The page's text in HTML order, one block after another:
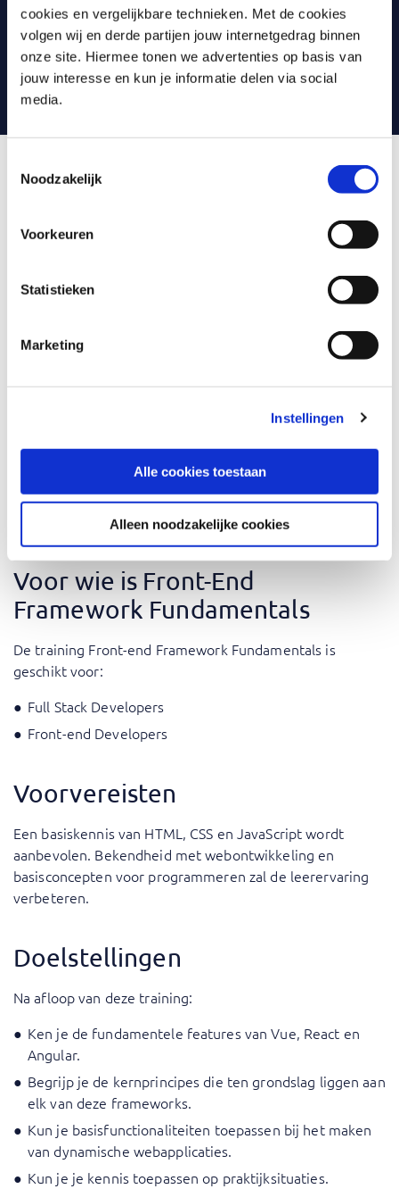
cookies en vergelijkbare technieken. Met de cookies
volgen wij en derde partijen jouw internetgedrag binnen
onze site. Hiermee tonen we advertenties op basis van
jouw interesse en kun je informatie delen via social
media.
Noodzakelijk
Voorkeuren
Statistieken
Marketing
Instellingen
Alle cookies toestaan
Alleen noodzakelijke cookies
leuker en effectiever te maken, gebruiken we
verschillende tools. Denk aan video’s, games, quizzen,
webinars en praktijkcases. En met vragen kun je altijd
terecht bij jouw trainer.
Fundamentals
en Angular-frameworks. Deze training biedt een praktisch
nuances kunt navigeren en hun mogelijkheden kunt
benutten voor het creëren van dynamische
Verbeter uw vaardigheden in deze frameworks. Onze
framework, brengen een praktische dimensie aan
theoretische concepten. Verkrijg inzichten uit de praktijk
en best practices, zodat u Vue, React en Angular effectief
kunt gebruiken in uw webontwikkelingsprojecten.
Voor wie is Front-End
Framework Fundamentals
De training Front-end Framework Fundamentals is
geschikt voor:
Full Stack Developers
Front-end Developers
Voorvereisten
Een basiskennis van HTML, CSS en JavaScript wordt
aanbevolen. Bekendheid met webontwikkeling en
basisconcepten voor programmeren zal de leerervaring
verbeteren.
Doelstellingen
Na afloop van deze training:
Ken je de fundamentele features van Vue, React en
Angular.
Begrijp je de kernprincipes die ten grondslag liggen aan
elk van deze frameworks.
Kun je basisfunctionaliteiten toepassen bij het maken
van dynamische webapplicaties.
Kun je je kennis toepassen op praktijksituaties.